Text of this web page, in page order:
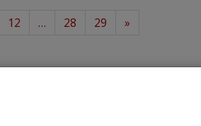
12 … 28 29
»